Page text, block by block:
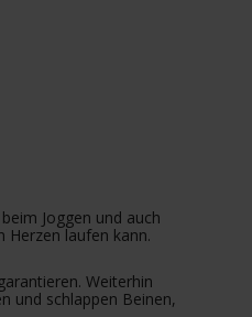
Joggen und auch
Herzen laufen kann.
Weiterhin
und schlappen Beinen,